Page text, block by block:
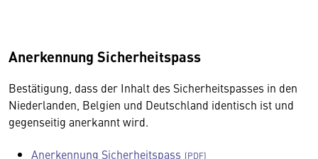
Anerkennung Sicherheitspass
Bestätigung, dass der Inhalt des Sicherheitspasses in den
Niederlanden, Belgien und Deutschland identisch ist und
gegenseitig anerkannt wird.
Anerkennung Sicherheitspass